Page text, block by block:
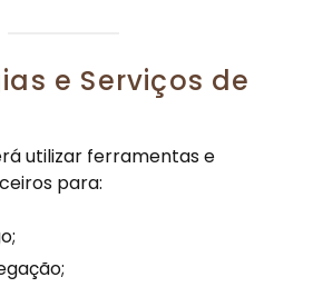
e Serviços de
utilizar ferramentas e
para: